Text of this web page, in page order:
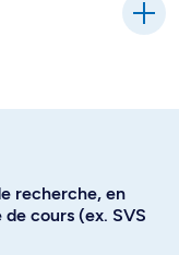
recherche, en
cours (ex. SVS